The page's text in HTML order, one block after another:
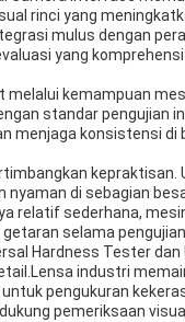
rinci yang
mulus dengan
yang
melalui kemampuan
standar pengujian
menjaga konsistensi di
kepraktisan.
nyaman di sebagian
relatif sederhana,
selama
Hardness Tester
industri
pengukuran
pemeriksaan